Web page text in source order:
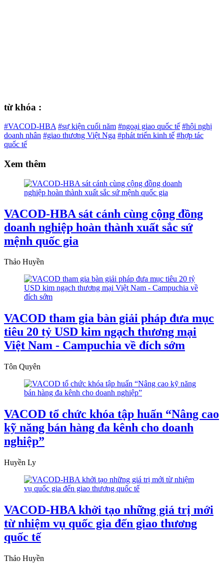
từ khóa :
#VACOD-HBA #sự kiện cuối năm #ngoại giao quốc tế #hội nghị
doanh nhân #giao thương Việt Nga #phát triển kinh tế #hợp tác
quốc tế
Xem thêm
VACOD-HBA sát cánh cùng cộng đồng
doanh nghiệp hoàn thành xuất sắc sứ
mệnh quốc gia
Thảo Huyền
VACOD tham gia bàn giải pháp đưa mục
tiêu 20 tỷ USD kim ngạch thương mại
Việt Nam - Campuchia về đích sớm
Tôn Quyên
VACOD tổ chức khóa tập huấn “Nâng cao
kỹ năng bán hàng đa kênh cho doanh
nghiệp”
Huyền Ly
VACOD-HBA khởi tạo những giá trị mới
từ nhiệm vụ quốc gia đến giao thương
quốc tế
Thảo Huyền